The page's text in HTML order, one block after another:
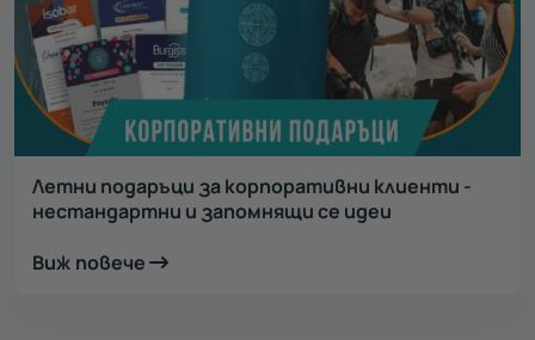
Летни подаръци за корпоративни клиенти -
нестандартни и запомнящи се идеи
Виж повече